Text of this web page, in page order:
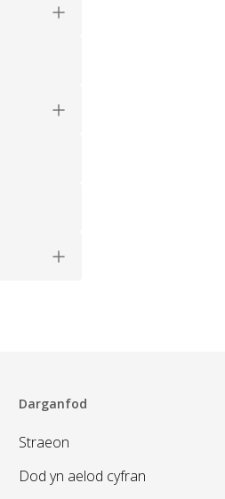
Darganfod
Straeon
Dod yn aelod cyfran